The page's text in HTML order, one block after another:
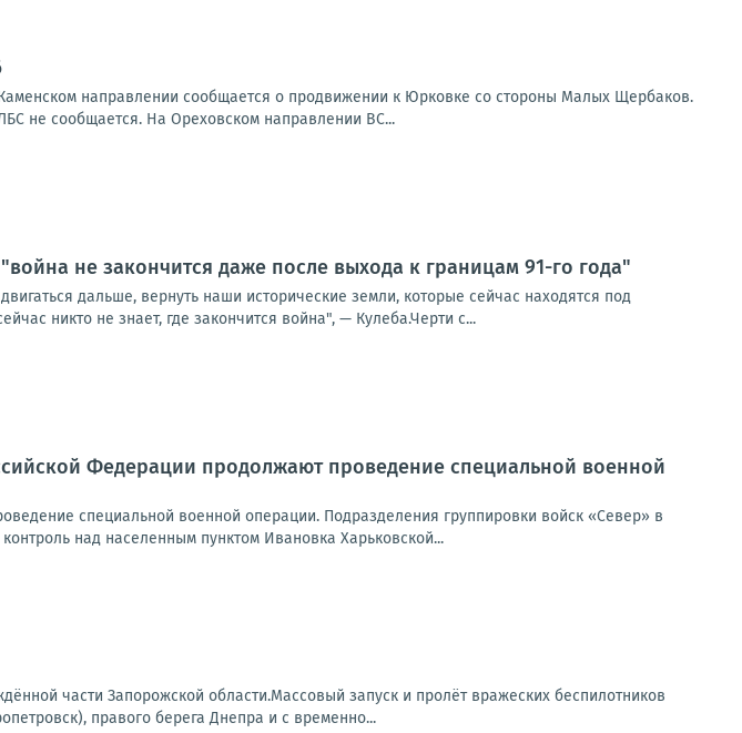
направлении сообщается о продвижении к Юрковке со стороны Малых Щербаков.
не сообщается. На Ореховском направлении ВС...
не закончится даже после выхода к границам 91-го года"
дальше, вернуть наши исторические земли, которые сейчас находятся под
никто не знает, где закончится война", — Кулеба.Черти с...
Федерации продолжают проведение специальной военной
специальной военной операции. Подразделения группировки войск «Север» в
над населенным пунктом Ивановка Харьковской...
части Запорожской области.Массовый запуск и пролёт вражеских беспилотников
правого берега Днепра и с временно...